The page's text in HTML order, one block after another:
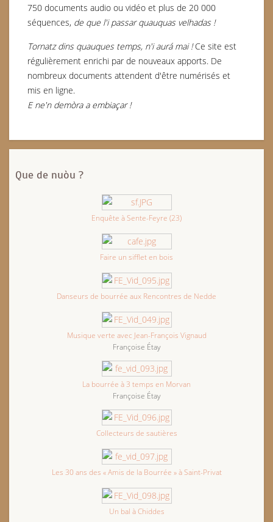
750 documents audio ou vidéo et plus de 20 000
séquences, de que l'i passar quauquas velhadas !
Tornatz dins quauques temps, n'i aurá mai !Ce site est
régulièrement enrichi par de nouveaux apports. De
nombreux documents attendent d'être numérisés et
mis en ligne.
E ne'n demòra a embiaçar !
Que de nuòu ?
Enquête à Sente-Feyre (23)
Faire un sifflet en bois
Danseurs de bourrée aux Rencontres de Nedde
Musique verte avec Jean-François Vignaud
Françoise Étay
La bourrée à 3 temps en Morvan
Françoise Étay
Collecteurs de sautières
Les 30 ans des « Amis de la Bourrée » à Saint-Privat
Un bal à Chiddes